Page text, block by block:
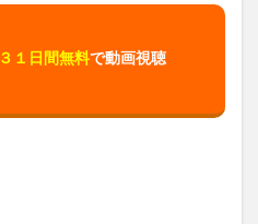
３１日間無料で動画視聴